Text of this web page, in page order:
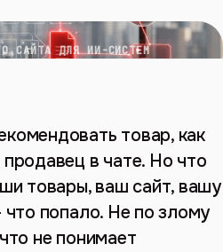
САЙТА ДЛЯ ИИ-СИСТЕМ
товар, как
в чате. Но что
товары, ваш сайт, вашу
что попало. Не по злому
не понимает